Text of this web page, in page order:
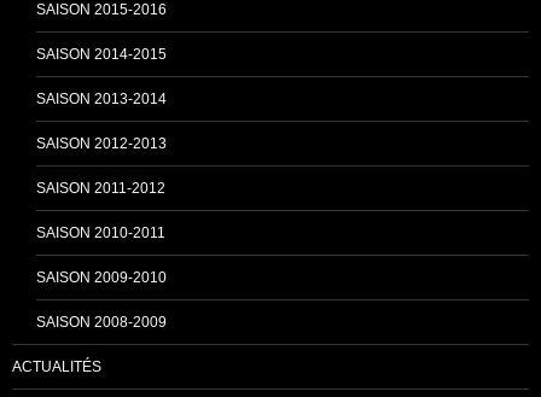
n
SAISON 2015-2016
SAISON 2014-2015
SAISON 2013-2014
SAISON 2012-2013
SAISON 2011-2012
SAISON 2010-2011
SAISON 2009-2010
SAISON 2008-2009
ACTUALITÉS